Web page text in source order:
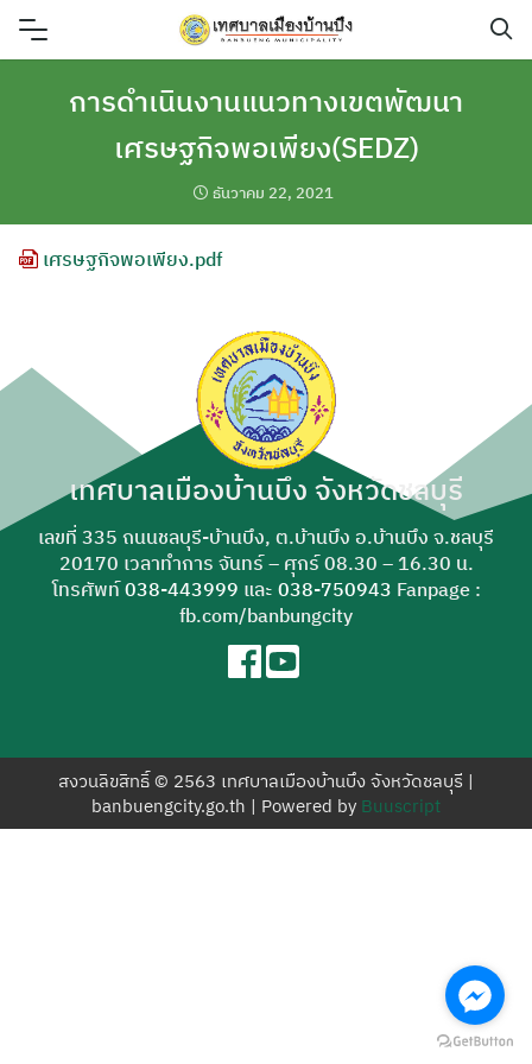
Skip
สำหรับ:
การดำเนินงานแนวทางเขตพัฒนา
เศรษฐกิจพอเพียง(SEDZ)
ธันวาคม 22, 2021
เศรษฐกิจพอเพียง.pdf
เทศบาลเมืองบ้านบึง จังหวัดชลบุรี
เลขที่ 335 ถนนชลบุรี-บ้านบึง, ต.บ้านบึง อ.บ้านบึง จ.ชลบุรี
20170 เวลาทำการ จันทร์ – ศุกร์ 08.30 – 16.30 น.
โทรศัพท์038-443999 และ 038-750943 Fanpage :
fb.com/banbungcity
สงวนลิขสิทธิ์ © 2563 เทศบาลเมืองบ้านบึง จังหวัดชลบุรี |
banbuengcity.go.th | Powered by Buuscript